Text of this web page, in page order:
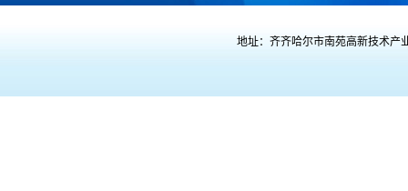
地址：齐齐哈尔市南苑高新技术